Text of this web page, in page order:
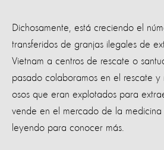
Dichosamente, está creciendo el
transferidos de granjas ilegales de
Vietnam a centros de rescate o
pasado colaboramos en el rescate
osos que eran explotados para
vende en el mercado de la medicina
leyendo para conocer más.